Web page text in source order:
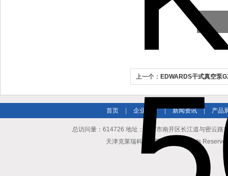
上一个： EDWARDS干式真空泵
首页 企业简介 | 新闻资讯 | 产品
总访问量：614726 地址：天津市南开区长江道与密云
天津克莱瑞科技有限公司 All Rights